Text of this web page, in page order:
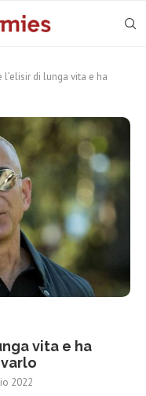
di lunga vita e ha
vita e ha
2022